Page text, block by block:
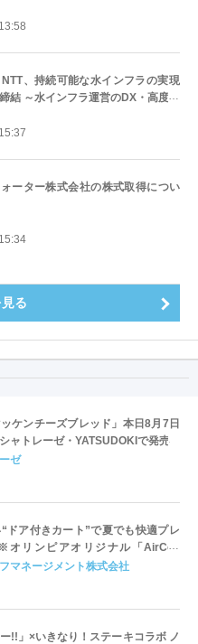
光量子コンピュータの実現に向け
し、社会実装を加速～
、持続可能な水インフラの実現
結 ～水インフラ運営のDX・高度化
向けた協業を推進～
ーター株式会社の株式取得につい
る
ケンチーズブレッド」本日8月7日
ャトレーゼ・YATSUDOKIで発売
ゼ
ドア付きカート”で夏でも快適プレ
リンピアオリジナル「AirCon
ート）」導入 | ＰＧＭ
マネージメント株式会社
!!」×いきなり！ステーキコラボ ノ